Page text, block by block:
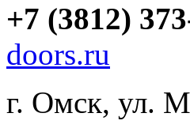
+7 (3812)
doors.ru
г. Омск, ул.